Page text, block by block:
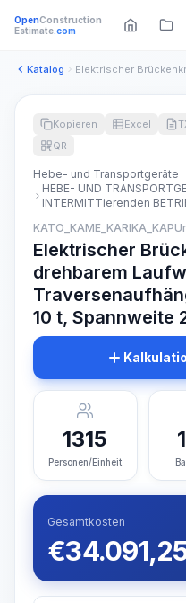
OpenConstruction
Estimate.com
Katalog
Kopieren Excel
QR
Hebe- und Transportgeräte
HEBE- UND
INTERMITTierenden
Elektrischer
drehbarem
10 t, Spannweite
1315
Personen/Einheit
Gesamtkosten
€